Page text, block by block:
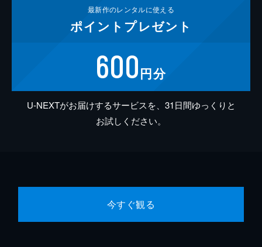
最新作のレンタルに使える
ポイント プレゼント
600円分
U-NEXTがお届けするサービスを、31日間ゆっくりと
お試しください。
今すぐ観る